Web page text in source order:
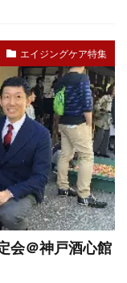
エイジングケア特集
会＠神戸酒心館